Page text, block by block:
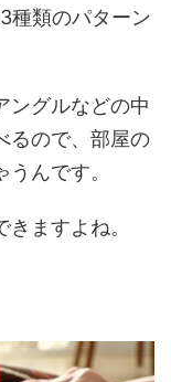
種類のパターン
ングルなどの中
るので、部屋の
んです。
ますよね。